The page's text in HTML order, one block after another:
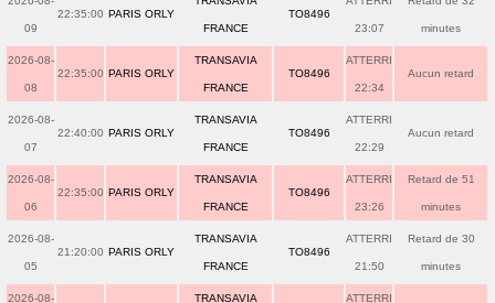
09
22:35:00 PARIS ORLY
FRANCE
TO8496
23:07 minutes
2026-08-
08
22:35:00 PARIS ORLY
TRANSAVIA
FRANCE
TO8496
ATTERRI
22:34
Aucun retard
2026-08-
07
22:40:00 PARIS ORLY
TRANSAVIA
FRANCE
TO8496
ATTERRI
22:29
Aucun retard
2026-08-
06
22:35:00 PARIS ORLY
TRANSAVIA
FRANCE
TO8496
ATTERRI
23:26
Retard de 51
minutes
2026-08-
05
21:20:00 PARIS ORLY
TRANSAVIA
FRANCE
TO8496
ATTERRI
21:50
Retard de 30
minutes
2026-08- TRANSAVIA ATTERRI